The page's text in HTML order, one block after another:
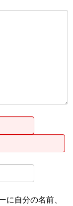
に自分の名前、